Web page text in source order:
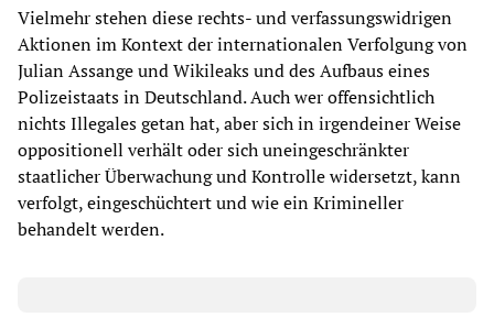
Vielmehr stehen diese rechts- und verfassungswidrigen
Aktionen im Kontext der internationalen Verfolgung von
Julian Assange und Wikileaks und des Aufbaus eines
Polizeistaats in Deutschland. Auch wer offensichtlich
nichts Illegales getan hat, aber sich in irgendeiner Weise
oppositionell verhält oder sich uneingeschränkter
staatlicher Überwachung und Kontrolle widersetzt, kann
verfolgt, eingeschüchtert und wie ein Krimineller
behandelt werden.